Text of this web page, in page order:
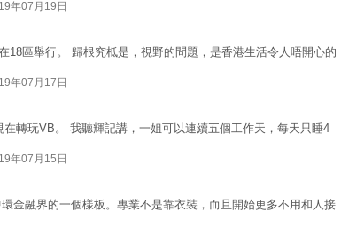
年07月19日
18區舉行。 歸根究柢是，視野的問題，是香港生活令人唔開心的
年07月17日
轉玩VB。 我聽輝記講，一姐可以連續五個工作天，每天只睡4
年07月15日
金融界的一個樣板。專業不是靠衣裝，而且開始更多不用和人接